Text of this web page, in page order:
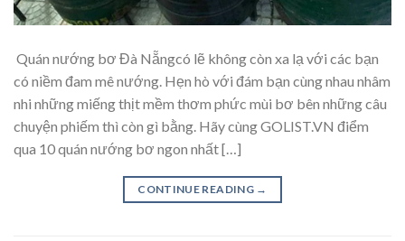
Quán nướng bơ Đà Nẵngcó lẽ không còn xa lạ với các bạn
có niềm đam mê nướng. Hẹn hò với đám bạn cùng nhau nhâm
nhi những miếng thịt mềm thơm phức mùi bơ bên những câu
chuyện phiếm thì còn gì bằng. Hãy cùng GOLIST.VN điểm
qua 10 quán nướng bơ ngon nhất […]
CONTINUE READING →